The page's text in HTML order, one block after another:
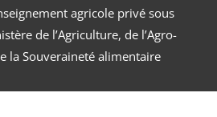
agricole privé sous
de l’Agriculture, de l’Agro-
la Souveraineté alimentaire